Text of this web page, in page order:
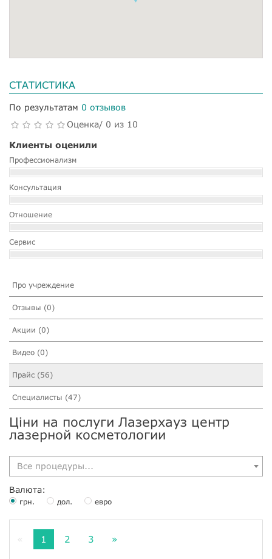
СТАТИСТИКА
По результатам 0 отзывов
Оценка/ 0 из 10
Клиенты оценили
Профессионализм
Консультация
Отношение
Сервис
Про учреждение
Отзывы (0)
Акции (0)
Видео (0)
Прайс (56)
Специалисты (47)
Ціни на послуги Лазерхауз центр
лазерной косметологии
Все процедуры...
Валюта:
грн. дол. евро
1 2 3 »